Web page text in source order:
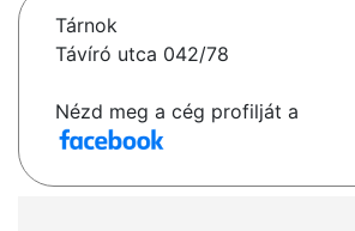
Tárnok
Távíró utca 042/78
Nézd meg a cég profilját a